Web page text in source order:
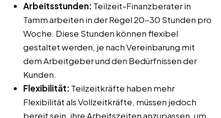
Arbeitsstunden: Teilzeit-Finanzberater in
Tamm arbeiten in der Regel 20-30 Stunden pro
Woche. Diese Stunden können flexibel
gestaltet werden, je nach Vereinbarung mit
dem Arbeitgeber und den Bedürfnissen der
Kunden.
Flexibilität: Teilzeitkräfte haben mehr
Flexibilität als Vollzeitkräfte, müssen jedoch
bereit sein, ihre Arbeitszeiten anzupassen, um